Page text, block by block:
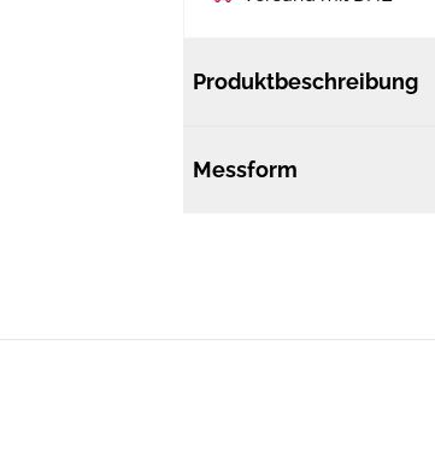
Produktbeschreibung
Messform